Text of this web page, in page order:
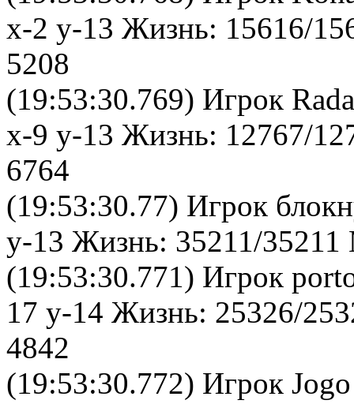
x-2 y-13 Жизнь: 15616/
5208
(19:53:30.769) Игрок
x-9 y-13 Жизнь: 12767/
6764
(19:53:30.77) Игрок
y-13 Жизнь: 35211/35211
(19:53:30.771) Игрок
17 y-14 Жизнь: 25326/
4842
(19:53:30.772) Игрок